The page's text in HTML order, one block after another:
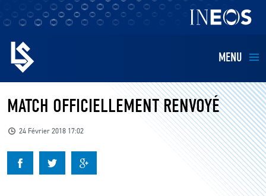
MENU
EQUIPES
BILLETTERIE
FANS
MATCH OFFICIELLEMENT RENVOYÉ
24 Février 2018 17:02